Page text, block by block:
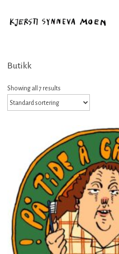
Butikk
Showing all 7 results